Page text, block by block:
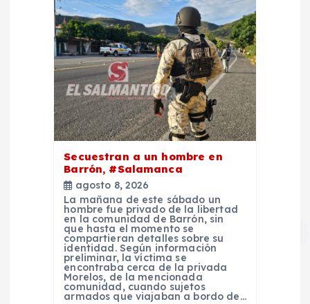
Secuestran a un hombre en
Barrón, #Salamanca
agosto 8, 2026
La mañana de este sábado un
hombre fue privado de la libertad
en la comunidad de Barrón, sin
que hasta el momento se
compartieran detalles sobre su
identidad. Según información
preliminar, la víctima se
encontraba cerca de la privada
Morelos, de la mencionada
comunidad, cuando sujetos
armados que viajaban a bordo de…